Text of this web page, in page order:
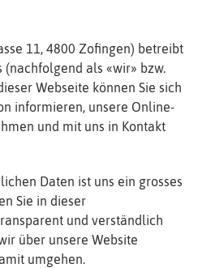
11, 4800 Zofingen) betreibt
(nachfolgend als «wir» bzw.
Webseite können Sie sich
informieren, unsere Online-
und mit uns in Kontakt
Daten ist uns ein grosses
Sie in dieser
und verständlich
über unsere Website
umgehen.